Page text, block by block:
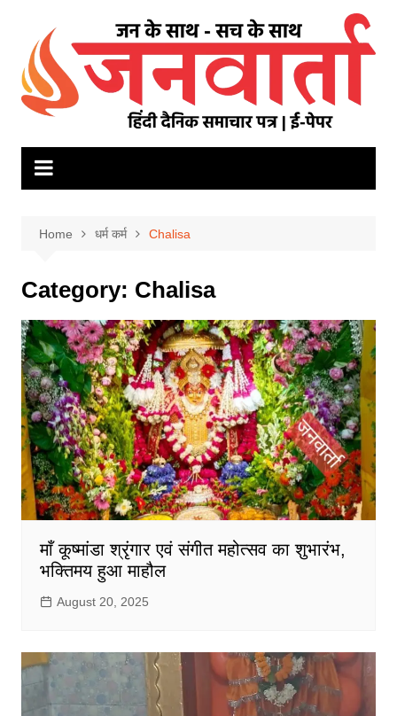
content
Home धर्म कर्म Chalisa
Category: Chalisa
माँ कूष्मांडा श्रृंगार एवं संगीत महोत्सव का शुभारंभ,
भक्तिमय हुआ माहौल
August 20, 2025